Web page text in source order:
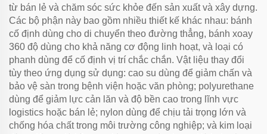
từ bán lẻ và chăm sóc sức khỏe đến sản xuất và xây dựng.
Các bộ phận này bao gồm nhiều thiết kế khác nhau: bánh
cố định dùng cho di chuyển theo đường thẳng, bánh xoay
360 độ dùng cho khả năng cơ động linh hoạt, và loại có
phanh dùng để cố định vị trí chắc chắn. Vật liệu thay đổi
tùy theo ứng dụng sử dụng: cao su dùng để giảm chấn và
bảo vệ sàn trong bệnh viện hoặc văn phòng; polyurethane
dùng để giảm lực cản lăn và độ bền cao trong lĩnh vực
logistics hoặc bán lẻ; nylon dùng để chịu tải trọng lớn và
chống hóa chất trong môi trường công nghiệp; và kim loại